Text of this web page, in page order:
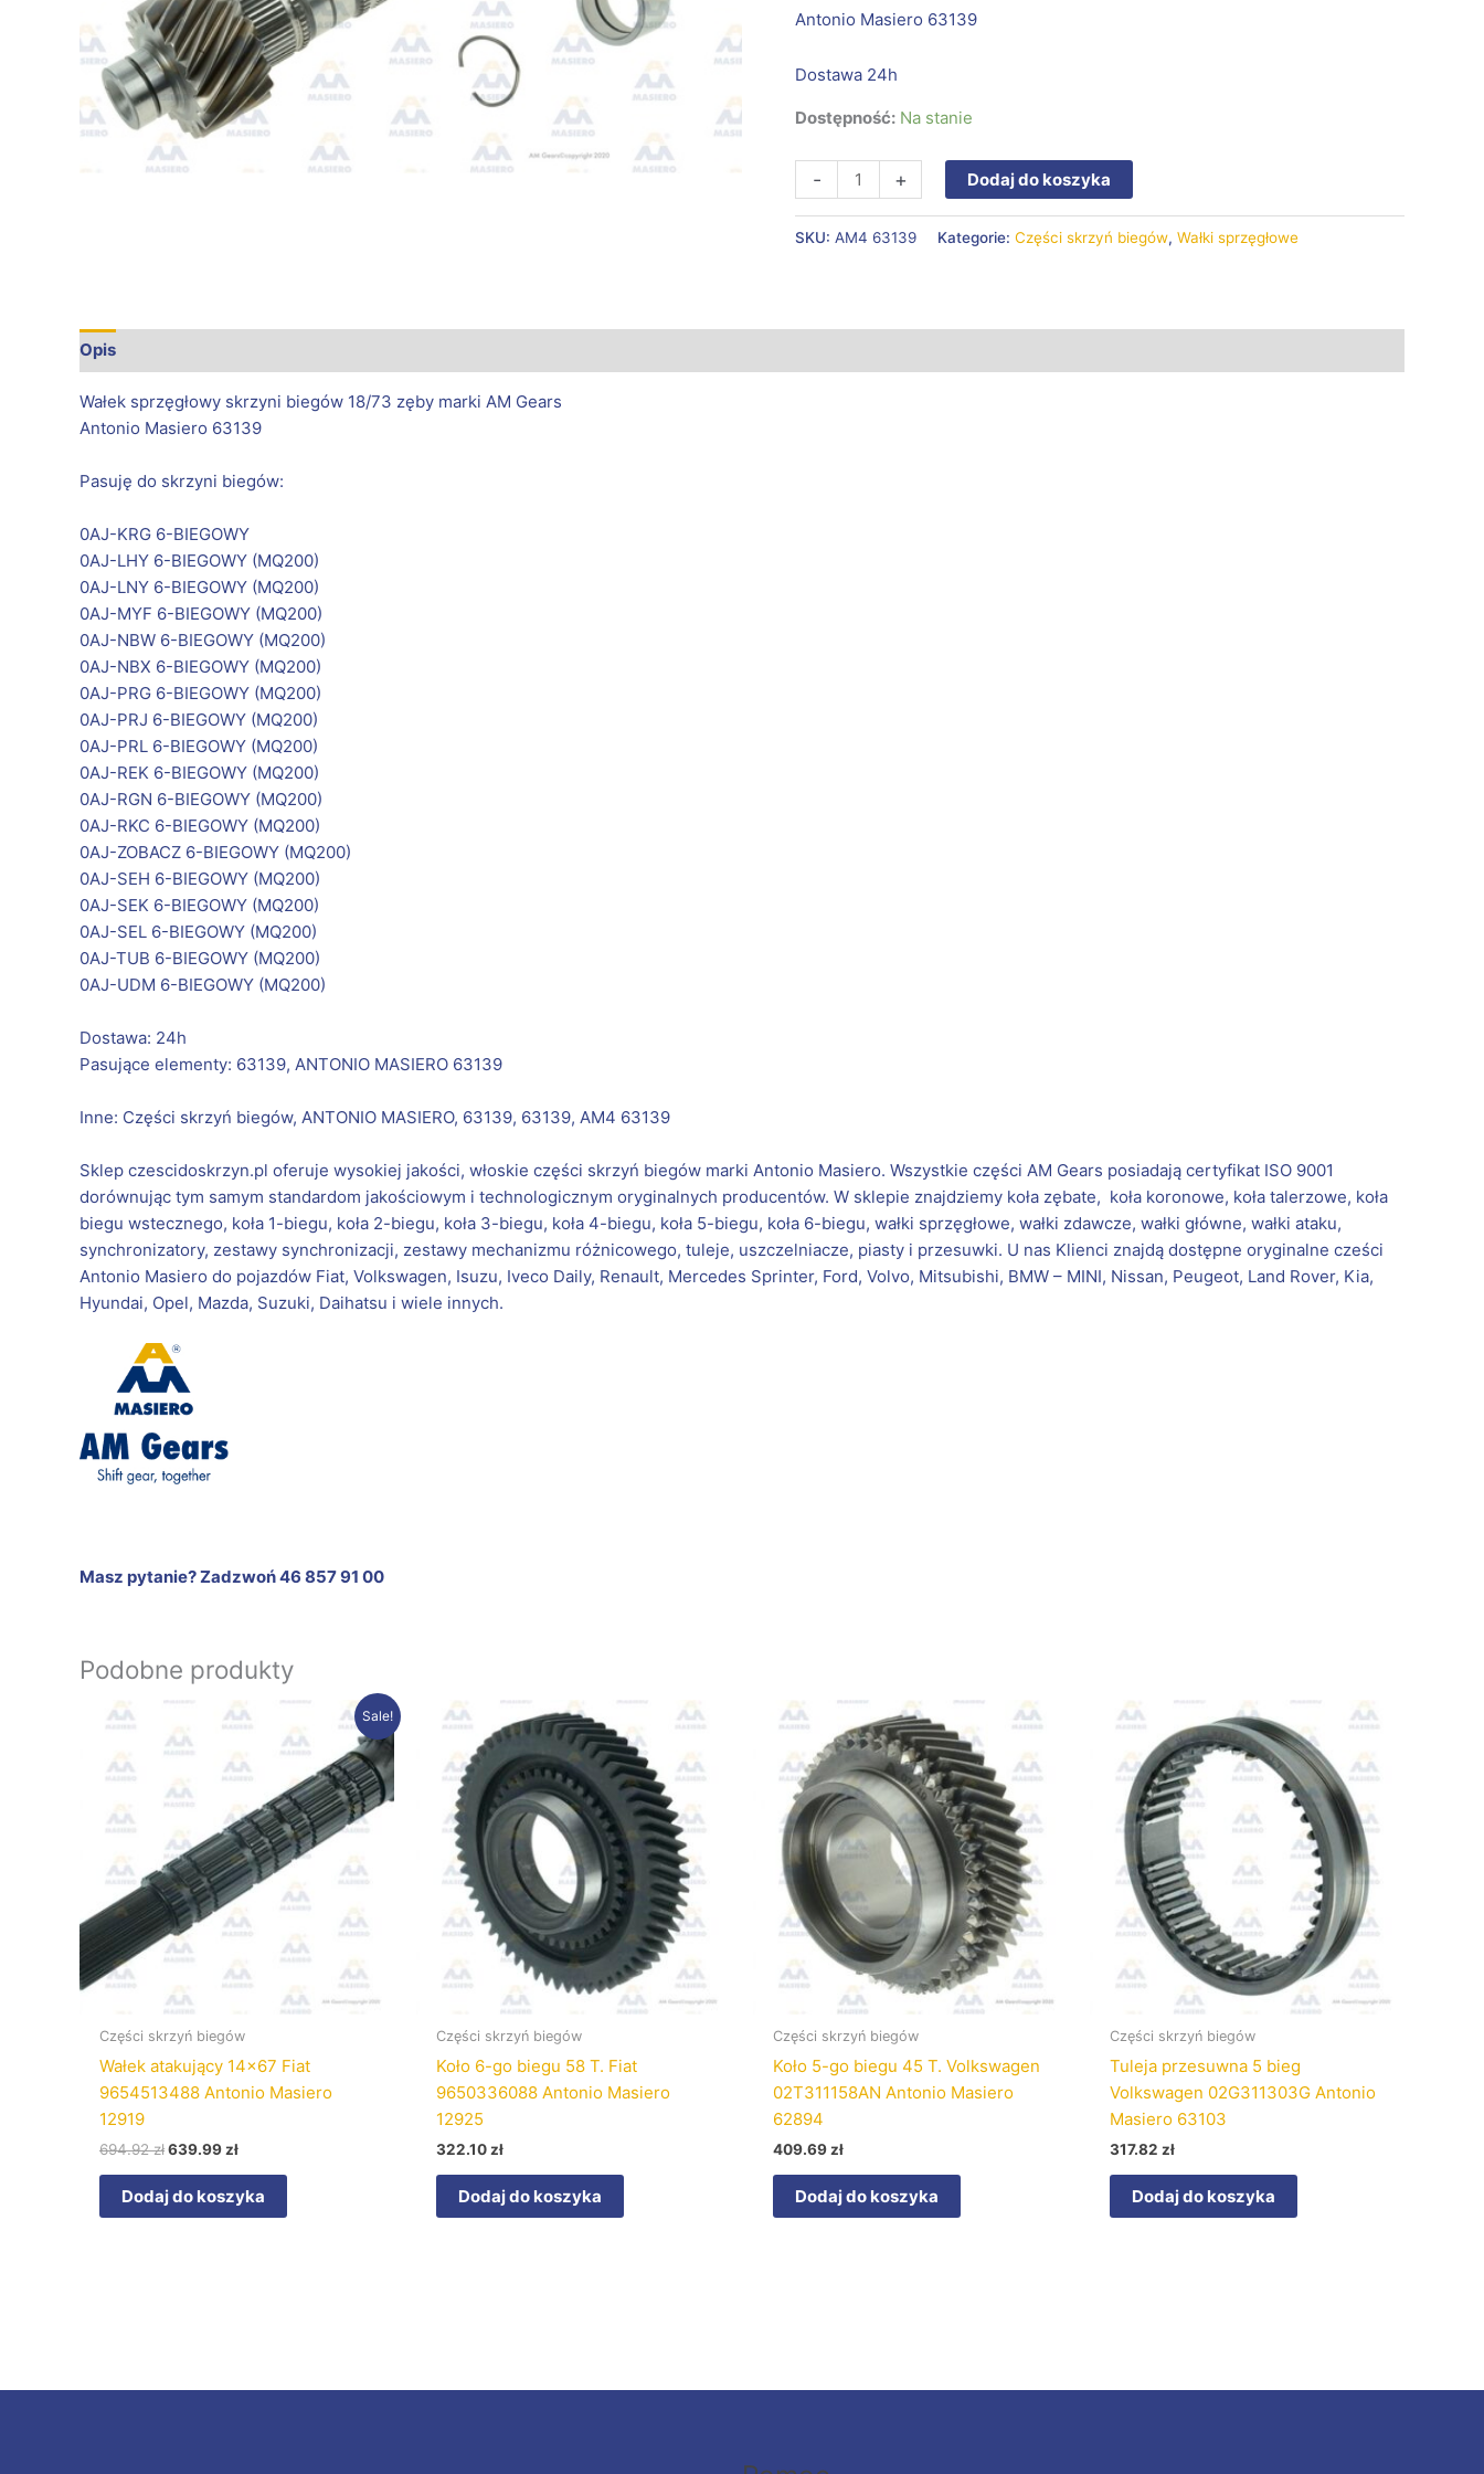
Antonio Masiero 63139
Dostawa 24h
Dostępność: Na stanie
- + Dodaj do koszyka
SKU: AM4 63139 Kategorie: Części skrzyń biegów, Wałki sprzęgłowe
Opis
Wałek sprzęgłowy skrzyni biegów 18/73 zęby marki AM Gears
Antonio Masiero 63139
Pasuję do skrzyni biegów:
0AJ-KRG 6-BIEGOWY
0AJ-LHY 6-BIEGOWY (MQ200)
0AJ-LNY 6-BIEGOWY (MQ200)
0AJ-MYF 6-BIEGOWY (MQ200)
0AJ-NBW 6-BIEGOWY (MQ200)
0AJ-NBX 6-BIEGOWY (MQ200)
0AJ-PRG 6-BIEGOWY (MQ200)
0AJ-PRJ 6-BIEGOWY (MQ200)
0AJ-PRL 6-BIEGOWY (MQ200)
0AJ-REK 6-BIEGOWY (MQ200)
0AJ-RGN 6-BIEGOWY (MQ200)
0AJ-RKC 6-BIEGOWY (MQ200)
0AJ-ZOBACZ 6-BIEGOWY (MQ200)
0AJ-SEH 6-BIEGOWY (MQ200)
0AJ-SEK 6-BIEGOWY (MQ200)
0AJ-SEL 6-BIEGOWY (MQ200)
0AJ-TUB 6-BIEGOWY (MQ200)
0AJ-UDM 6-BIEGOWY (MQ200)
Dostawa: 24h
Pasujące elementy: 63139, ANTONIO MASIERO 63139
Inne: Części skrzyń biegów, ANTONIO MASIERO, 63139, 63139, AM4 63139
Sklep czescidoskrzyn.pl oferuje wysokiej jakości, włoskie części skrzyń biegów marki Antonio Masiero. Wszystkie części AM Gears posiadają certyfikat ISO 9001
dorównując tym samym standardom jakościowym i technologicznym oryginalnych producentów. W sklepie znajdziemy koła zębate, koła koronowe, koła talerzowe, koła
biegu wstecznego, koła 1-biegu, koła 2-biegu, koła 3-biegu, koła 4-biegu, koła 5-biegu, koła 6-biegu, wałki sprzęgłowe, wałki zdawcze, wałki główne, wałki ataku,
synchronizatory, zestawy synchronizacji, zestawy mechanizmu różnicowego, tuleje, uszczelniacze, piasty i przesuwki. U nas Klienci znajdą dostępne oryginalne cześci
Antonio Masiero do pojazdów Fiat, Volkswagen, Isuzu, Iveco Daily, Renault, Mercedes Sprinter, Ford, Volvo, Mitsubishi, BMW – MINI, Nissan, Peugeot, Land Rover, Kia,
Hyundai, Opel, Mazda, Suzuki, Daihatsu i wiele innych.
Masz pytanie? Zadzwoń 46 857 91 00
Podobne produkty
Sale!
Części skrzyń biegów
Wałek atakujący 14×67 Fiat
9654513488 Antonio Masiero
12919
694.92zł
Pierwotna
wynosiła:
694.92 zł.
639.99 zł
Aktualna
cena
wynosi:
639.99 zł.
Dodaj do koszyka
Części skrzyń biegów
Koło 6-go biegu 58 T. Fiat
9650336088 Antonio Masiero
12925
322.10 zł
Dodaj do koszyka
Części skrzyń biegów
Koło 5-go biegu 45 T. Volkswagen
02T311158AN Antonio Masiero
62894
409.69 zł
Dodaj do koszyka
Części skrzyń biegów
Tuleja przesuwna 5 bieg
Volkswagen 02G311303G Antonio
Masiero 63103
317.82 zł
Dodaj do koszyka